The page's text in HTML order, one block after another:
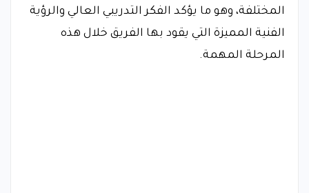
المختلفة، وهو ما يؤكد الفكر التدريبي العالي والرؤية
الفنية المميزة التي يقود بها الفريق خلال هذه
المرحلة المهمة.